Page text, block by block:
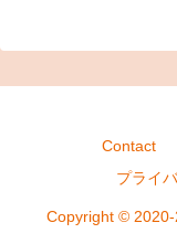
Contact
プライ
Copyright © 2020-